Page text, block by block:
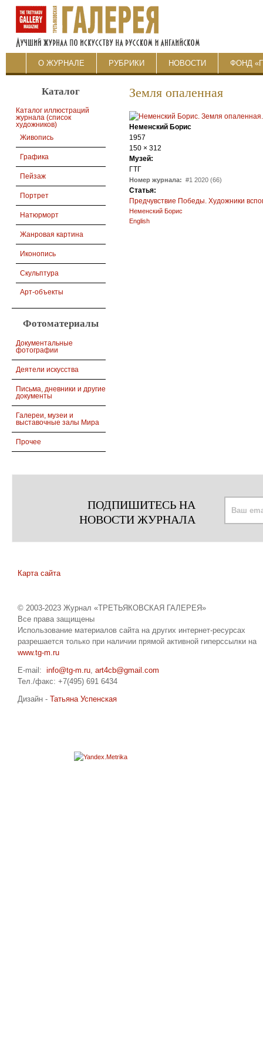
О ЖУРНАЛЕ РУБРИКИ НОВОСТИ ФОНД
Каталог
Каталог иллюстраций
журнала (список
художников)
Живопись
Графика
Пейзаж
Портрет
Натюрморт
Жанровая картина
Иконопись
Скульптура
Арт-объекты
Фотоматериалы
Документальные
фотографии
Деятели искусства
Письма, дневники и другие
документы
Галереи, музеи и
выставочные залы Мира
Прочее
Земля опаленная
Неменский Борис
1957
150 × 312
Музей:
ГТГ
Номер журнала: #1 2020 (66)
Статья:
Предчувствие Победы. Художники
Неменский Борис
English
ПОДПИШИТЕСЬ НА
НОВОСТИ ЖУРНАЛА
Карта сайта
© 2003-2023 Журнал «ТРЕТЬЯКОВСКАЯ ГАЛЕРЕЯ»
Все права защищены
Использование материалов сайта на других интернет-ресурсах
разрешается только при наличии прямой активной гиперссылки на
www.tg-m.ru
E-mail: info@tg-m.ru, art4cb@gmail.com
Тел./факс: +7(495) 691 6434
Дизайн - Татьяна Успенская